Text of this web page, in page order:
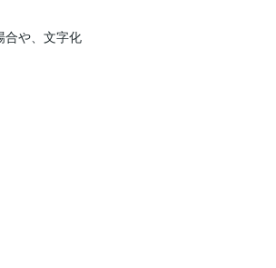
合や、文字化